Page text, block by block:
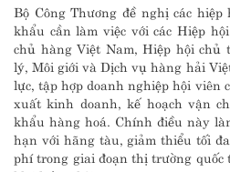
Bộ Công Thương đề nghị các
khẩu cần làm việc với các Hiệp
chủ hàng Việt Nam, Hiệp hội
lý, Môi giới và Dịch vụ hàng hải
lực, tập hợp doanh nghiệp hội viên
xuất kinh doanh, kế hoạch vận
khẩu hàng hoá. Chính điều này
hạn với hãng tàu, giảm thiểu tối
phí trong giai đoạn thị trường quốc